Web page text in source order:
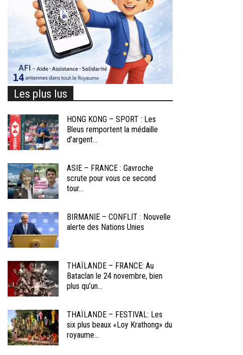
Les plus lus
HONG KONG – SPORT : Les
Bleus remportent la médaille
d’argent...
ASIE – FRANCE : Gavroche
scrute pour vous ce second
tour...
BIRMANIE – CONFLIT : Nouvelle
alerte des Nations Unies
THAÏLANDE – FRANCE: Au
Bataclan le 24 novembre, bien
plus qu’un...
THAÏLANDE – FESTIVAL: Les
six plus beaux «Loy Krathong» du
royaume...